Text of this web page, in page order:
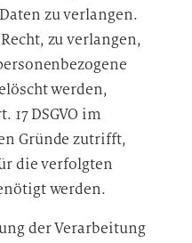
zu verlangen.
zu verlangen,
werden,
17 DSGVO im
Gründe zutrifft,
die verfolgten
werden.
der Verarbeitung